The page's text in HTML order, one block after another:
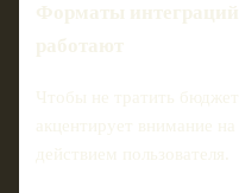
Форматы
работают
Чтобы не тратить бюджет
акцентирует внимание
действием пользователя.